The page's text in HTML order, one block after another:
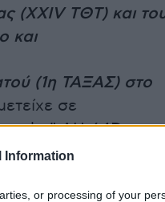
Information
or processing of your
(XXIV ΤΘΤ) και
και
(1η ΤΑΞΑΣ) στο
σε
AH-64D, στο